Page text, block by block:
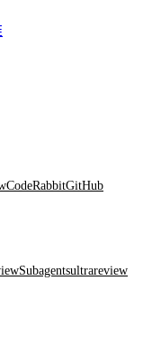
CodeRabbitGitHub
Subagentsultrareview